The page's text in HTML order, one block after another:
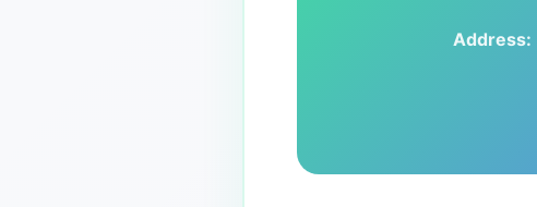
Address: